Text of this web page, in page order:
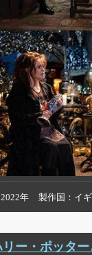
2022年 製作国 イ
リー・ポッタ